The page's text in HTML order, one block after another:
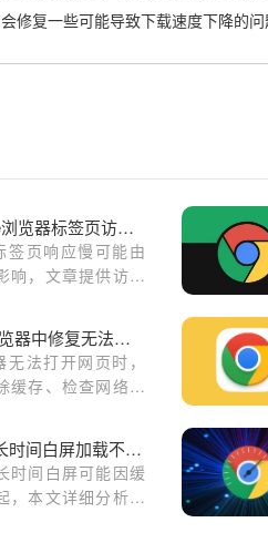
修复一些可能导致下载速度下降的问
如何提升Chrome浏览器标签页访问效率与体验
页响应慢可能由
响，文章提供访问
如何在chrome浏览器中修复无法打开网页问题
法打开网页时，
缓存、检查网络设
谷歌浏览器网页长时间白屏加载不出内容怎么办
时间白屏可能因缓
，本文详细分析原